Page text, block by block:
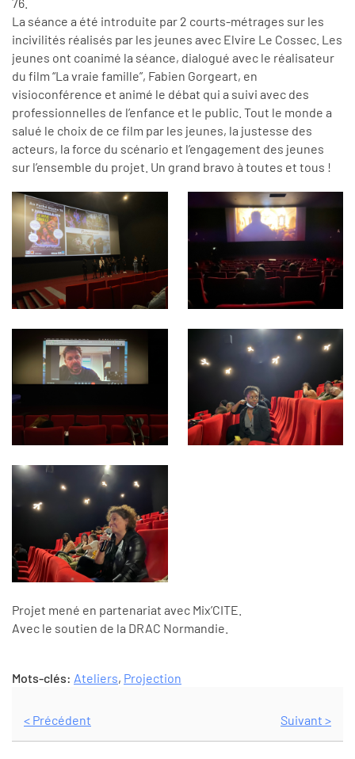
76.
La séance a été introduite par 2 courts-métrages sur les
incivilités réalisés par les jeunes avec Elvire Le Cossec. Les
jeunes ont coanimé la séance, dialogué avec le réalisateur
du film “La vraie famille”, Fabien Gorgeart, en
visioconférence et animé le débat qui a suivi avec des
professionnelles de l’enfance et le public. Tout le monde a
salué le choix de ce film par les jeunes, la justesse des
acteurs, la force du scénario et l’engagement des jeunes
sur l’ensemble du projet. Un grand bravo à toutes et tous !
Projet mené en partenariat avec Mix’CITE.
Avec le soutien de la DRAC Normandie.
Mots-clés: Ateliers, Projection
< Précédent Suivant >